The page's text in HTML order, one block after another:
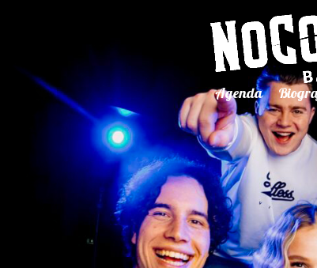
Agenda